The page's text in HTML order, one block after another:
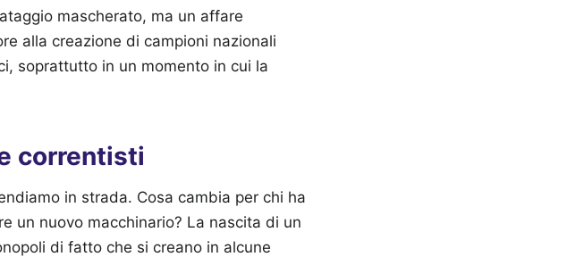
mascherato, ma un affare
alla creazione di campioni nazionali
soprattutto in un momento in cui la
correntisti
in strada. Cosa cambia per chi ha
un nuovo macchinario? La nascita di un
di fatto che si creano in alcune